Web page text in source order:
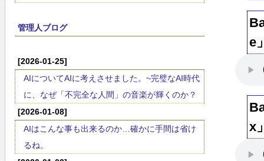
管理人ブログ
[2026-01-25]
AIについてAIに考えさせました。~完璧なAI時代
に、なぜ「不完全な人間」の音楽が輝くのか？
[2026-01-08]
AIはこんな事も出来るのか…確かに手間は省け
るね。
e
x